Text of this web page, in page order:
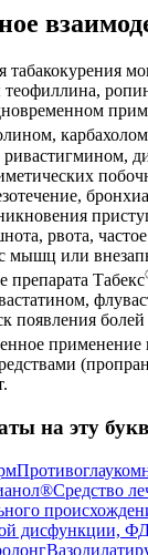
рвота,
мышц или
Табекс
появления болей
применение
на эту
Средство
дисфункции,